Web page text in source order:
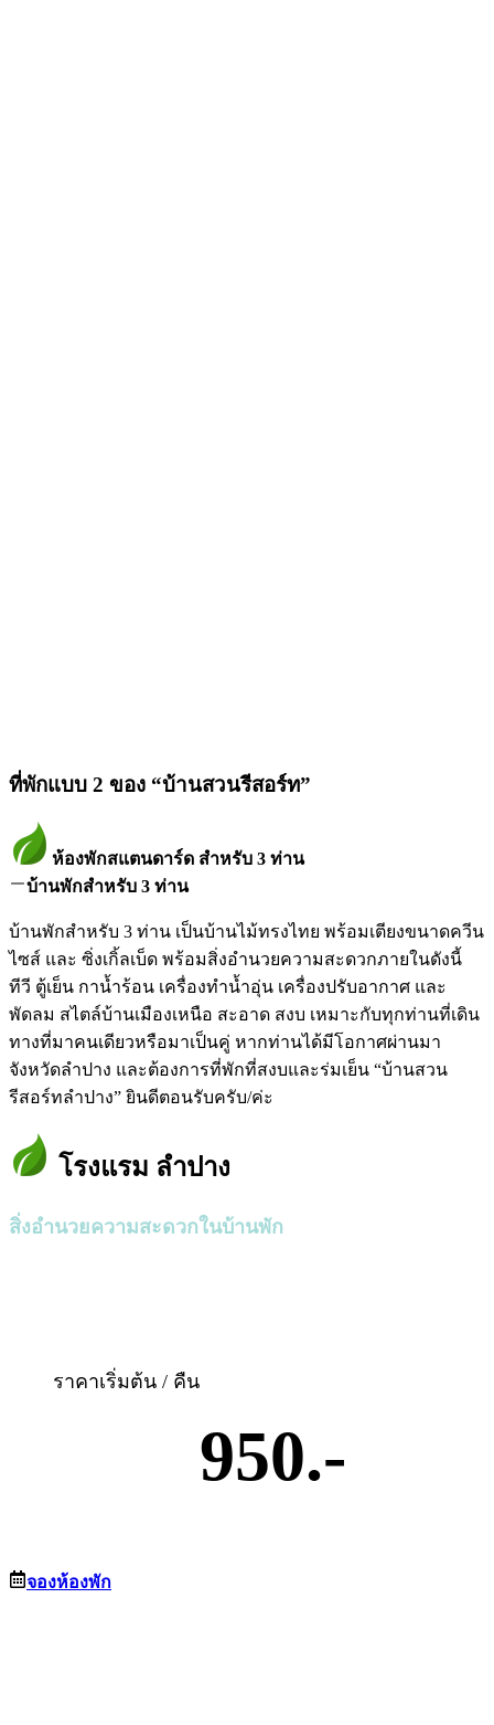
ที่พักแบบ 2 ของ “บ้านสวนรีสอร์ท”
ห้องพักสแตนดาร์ด สำหรับ 3 ท่าน
บ้านพักสำหรับ 3 ท่าน
บ้านพักสำหรับ 3 ท่าน เป็นบ้านไม้ทรงไทย พร้อมเตียงขนาดควีน
ไซส์ และ ซิ่งเกิ้ลเบ็ด พร้อมสิ่งอำนวยความสะดวกภายในดังนี้
ทีวี ตู้เย็น กาน้ำร้อน เครื่องทำน้ำอุ่น เครื่องปรับอากาศ และ
พัดลม สไตล์บ้านเมืองเหนือ สะอาด สงบ เหมาะกับทุกท่านที่เดิน
ทางที่มาคนเดียวหรือมาเป็นคู่ หากท่านได้มีโอกาศผ่านมา
จังหวัดลำปาง และต้องการที่พักที่สงบและร่มเย็น “บ้านสวน
รีสอร์ทลำปาง” ยินดีตอนรับครับ/ค่ะ
โรงแรม ลำปาง
สิ่งอำนวยความสะดวกในบ้านพัก
ราคาเริ่มต้น / คืน
950.-
จองห้องพัก